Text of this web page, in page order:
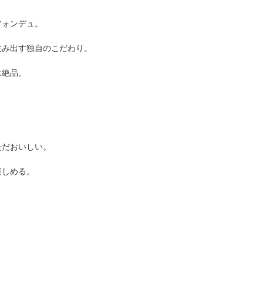
ンデュ。
出す独自のこだわり。
品。
おいしい。
める。